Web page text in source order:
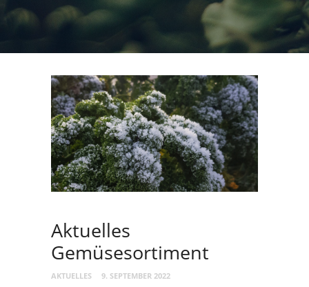
Aktuelles
Gemüsesortiment
AKTUELLES 9. SEPTEMBER 2022